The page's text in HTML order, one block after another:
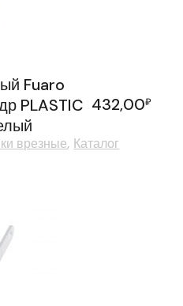
Fuaro
PLASTIC 432,00₽
врезные Каталог